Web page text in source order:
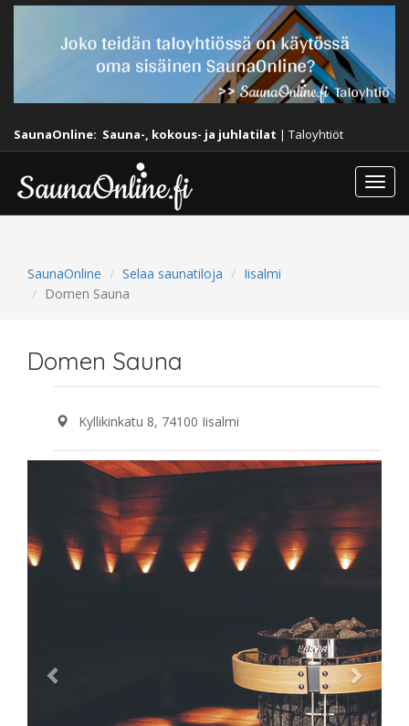
SaunaOnline: Sauna-, kokous- ja juhlatilat | Taloyhtiöt
SaunaOnline Selaa saunatiloja
Iisalmi
Domen Sauna
Domen Sauna
Kyllikinkatu 8, 74100 Iisalmi
Previous Next